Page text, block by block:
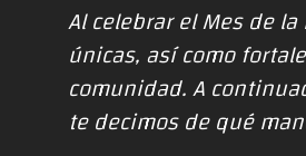
Al celebrar el Mes de
únicas, así como
comunidad. A
te decimos de qué